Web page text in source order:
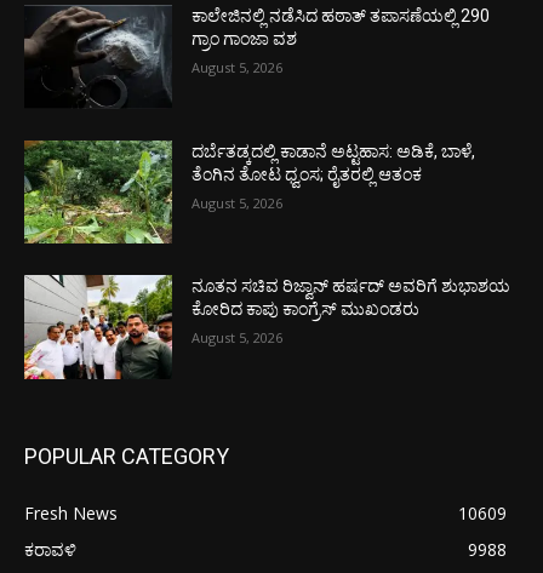
ಕಾಲೇಜಿನಲ್ಲಿ ನಡೆಸಿದ ಹಠಾತ್ ತಪಾಸಣೆಯಲ್ಲಿ 290
ಗ್ರಾಂ ಗಾಂಜಾ ವಶ
August 5, 2026
ದರ್ಬೆತಡ್ಕದಲ್ಲಿ ಕಾಡಾನೆ ಅಟ್ಟಹಾಸ: ಅಡಿಕೆ, ಬಾಳೆ,
ತೆಂಗಿನ ತೋಟ ಧ್ವಂಸ; ರೈತರಲ್ಲಿ ಆತಂಕ
August 5, 2026
ನೂತನ ಸಚಿವ ರಿಜ್ವಾನ್ ಹರ್ಷದ್ ಅವರಿಗೆ ಶುಭಾಶಯ
ಕೋರಿದ ಕಾಪು ಕಾಂಗ್ರೆಸ್ ಮುಖಂಡರು
August 5, 2026
POPULAR CATEGORY
Fresh News
10609
ಕರಾವಳಿ
9988